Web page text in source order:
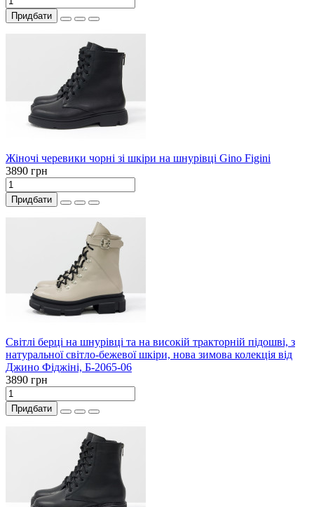
Придбати
Жіночі черевики чорні зі шкіри на шнурівці Gino Figini
3890 грн
Придбати
Світлі берці на шнурівці та на високій тракторній підошві, з
натуральної світло-бежевої шкіри, нова зимова колекція від
Джино Фіджіні, Б-2065-06
3890 грн
Придбати